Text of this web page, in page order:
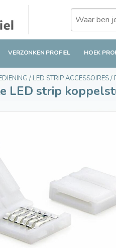
VERZONKEN PROFIEL HOEK
White LED strip koppelstuk
/ LED STRIP ACCESSOIRES/
LED strip